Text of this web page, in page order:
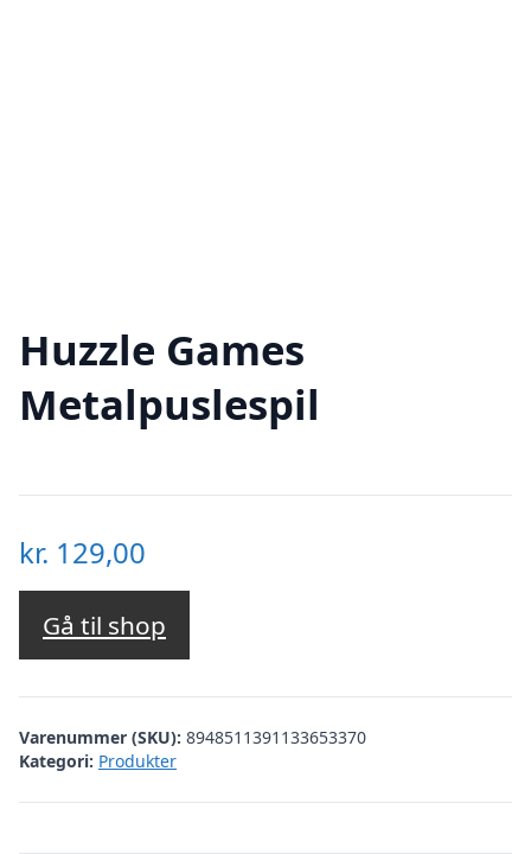
Huzzle Games
Metalpuslespil
kr. 129,00
Gå til shop
Varenummer (SKU): 8948511391133653370
Kategori: Produkter